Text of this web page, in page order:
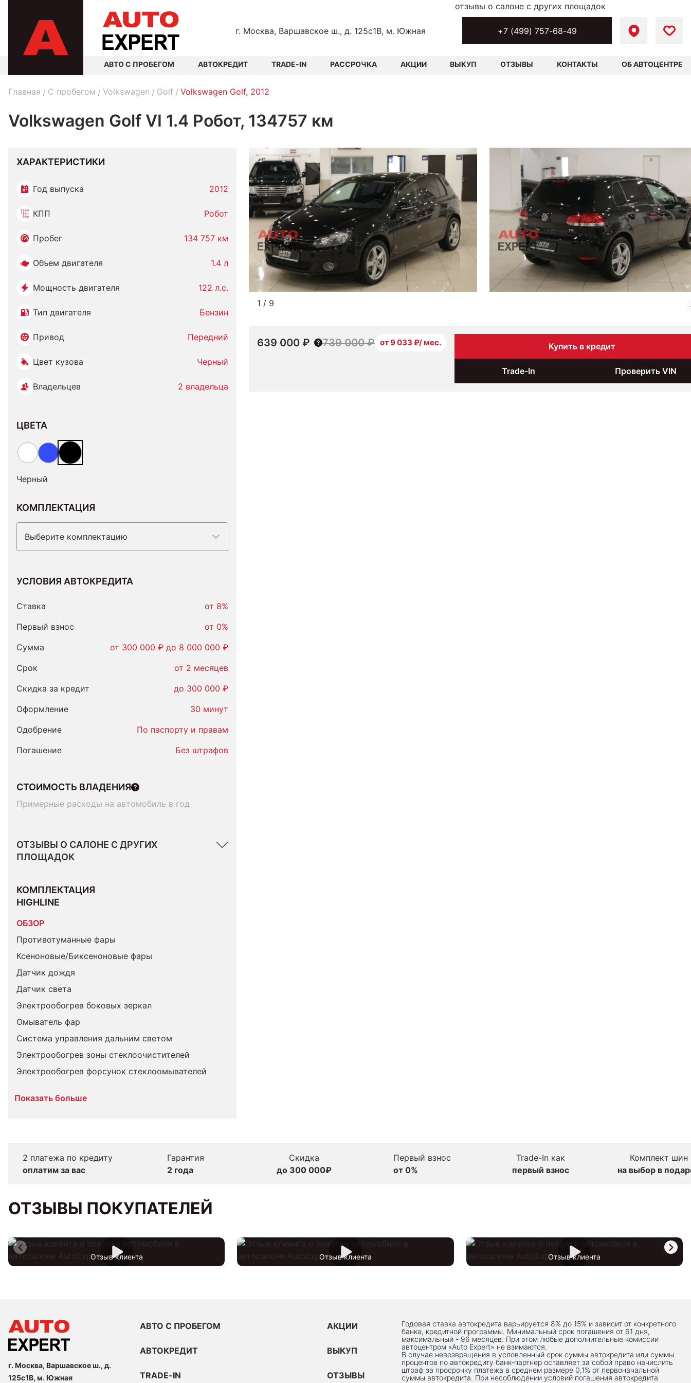
г. Москва, Варшавское ш., д. 125с1В, м. Южная +7 (499) 757-68-49
АВТО С ПРОБЕГОМ АВТОКРЕДИТ TRADE-IN РАССРОЧКА АКЦИИ ВЫКУП ОТЗЫВЫ КОНТАКТЫ ОБ АВТОЦЕНТРЕ
отзывы о салоне с других площадок
Главная C пробегом Volkswagen Golf Volkswagen Golf, 2012
Volkswagen Golf VI 1.4 Робот, 134757 км
ХАРАКТЕРИСТИКИ
Год выпуска 2012
КПП Робот
Пробег 134 757 км
Объем двигателя 1.4 л
Мощность двигателя 122 л.с.
Тип двигателя Бензин
Привод Передний
Цвет кузова Черный
Владельцев 2 владельца
ЦВЕТА
Черный
КОМПЛЕКТАЦИЯ
Выберите комплектацию
УСЛОВИЯ АВТОКРЕДИТА
Ставка
от 8%
Первый взнос
от 0%
Сумма
от 300 000 ₽ до 8 000 000 ₽
Срок
от 2 месяцев
Скидка за кредит
до 300 000 ₽
Оформление
30 минут
Одобрение
По паспорту и правам
Погашение
Без штрафов
СТОИМОСТЬ ВЛАДЕНИЯ
Примерные расходы на автомобиль в год
ОТЗЫВЫ О САЛОНЕ С ДРУГИХ
ПЛОЩАДОК
КОМПЛЕКТАЦИЯ
HIGHLINE
ОБЗОР
Противотуманные фары
Ксеноновые/Биксеноновые фары
Датчик дождя
Датчик света
Электрообогрев боковых зеркал
Омыватель фар
Система управления дальним светом
Электрообогрев зоны стеклоочистителей
Электрообогрев форсунок стеклоомывателей
Показать больше
1 / 9
639 000 ₽ 739 000 ₽ от 9 033 ₽/ мес. Купить в кредит
Trade-In Проверить VIN
2 платежа по кредиту
оплатим за вас
Гарантия
2 года
Скидка
до 300 000₽
Первый взнос
от 0%
Trade-In как
первый взнос
Комплект шин
на выбор в
ОТЗЫВЫ ПОКУПАТЕЛЕЙ
Отзыв клиента Отзыв клиента Отзыв клиента
г. Москва, Варшавское ш., д.
125с1В, м. Южная
АВТО С ПРОБЕГОМ
АВТОКРЕДИТ
TRADE-IN
АКЦИИ
ВЫКУП
ОТЗЫВЫ
Годовая ставка автокредита варьируется 8% до 15% и зависит от конкретного
банка, кредитной программы. Минимальный срок погашения от 61 дня,
максимальный - 96 месяцев. При этом любые дополнительные комиссии
автоцентром «Auto Expert» не взимаются.
В случае невозвращения в условленный срок суммы автокредита или суммы
процентов по автокредиту банк-партнер оставляет за собой право начислить
штраф за просрочку платежа в среднем размере 0,1% от первоначальной
суммы автокредита. При несоблюдении условий погашения автокредита